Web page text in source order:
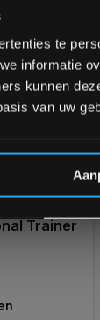
te
informatie
kunnen
van uw
Trainer